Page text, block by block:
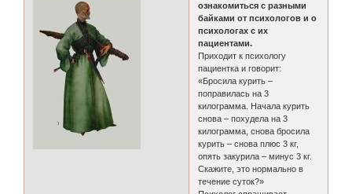
ознакомиться с разными
байками от психологов и о
психологах с их
пациентами.
Приходит к психологу
пациентка и говорит:
«Бросила курить –
поправилась на 3
килограмма. Начала курить
снова – похудела на 3
килограмма, снова бросила
курить – снова плюс 3 кг,
опять закурила – минус 3 кг.
Скажите, это нормально в
течение суток?»